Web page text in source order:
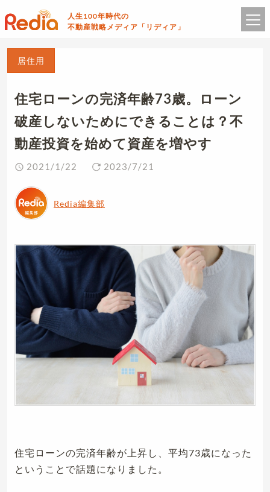
人生100年時代の
不動産戦略メディア「リディア」
居住用
住宅ローンの完済年齢73歳。ローン
破産しないためにできることは？不
動産投資を始めて資産を増やす
2021/1/22 2023/7/21
Redia編集部
住宅ローンの完済年齢が上昇し、平均73歳になった
ということで話題になりました。